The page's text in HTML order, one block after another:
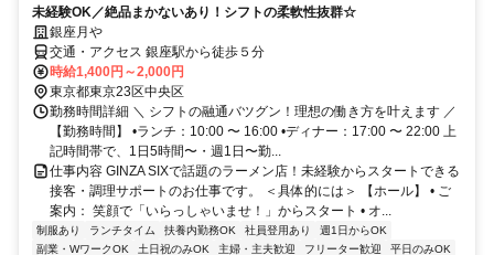
未経験OK／絶品まかないあり！シフトの柔軟性抜群☆
銀座月や
交通・アクセス 銀座駅から徒歩５分
時給1,400円～2,000円
東京都東京23区中央区
勤務時間詳細 ＼ シフトの融通バツグン！理想の働き方を叶えます ／
【勤務時間】 •ランチ：10:00 〜 16:00 •ディナー：17:00 〜 22:00 上
記時間帯で、1日5時間〜・週1日〜勤...
仕事内容 GINZA SIXで話題のラーメン店！未経験からスタートできる
接客・調理サポートのお仕事です。 ＜具体的には＞ 【ホール】 • ご
案内： 笑顔で「いらっしゃいませ！」からスタート • オ...
制服あり ランチタイム 扶養内勤務OK 社員登用あり
週1日からOK
副業・WワークOK
土日祝のみOK 主婦・主夫歓迎 フリーター歓迎
平日のみOK